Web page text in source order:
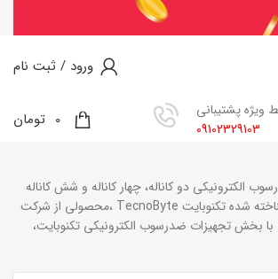
ورود / ثبت نام
ویژه پشتیبانی
09102329103
0
0 تومان
دو کاناله، چهار کاناله و شش کاناله
باشند. همچنین مدل مختلف تجهیزات ضدرسوب در این دسته بندی قرار دارند. منابع تامین تجهیزات از برند معتبر و سازنده شناخته شده تکنوبایت TecnoByte ،‌محصولی از شرکت
بخش تجهیزات ضدرسوب الکترونیکی تکنوبایت،